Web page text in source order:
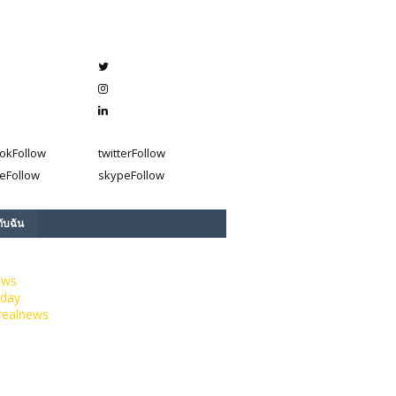
Follow twitterFollow
Follow skypeFollow
บฉัน